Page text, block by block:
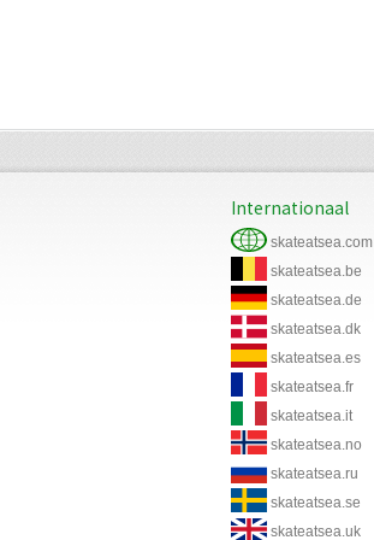
Internationaal
skateatsea.com
skateatsea.be
skateatsea.de
skateatsea.dk
skateatsea.es
skateatsea.fr
skateatsea.it
skateatsea.no
skateatsea.ru
skateatsea.se
skateatsea.uk